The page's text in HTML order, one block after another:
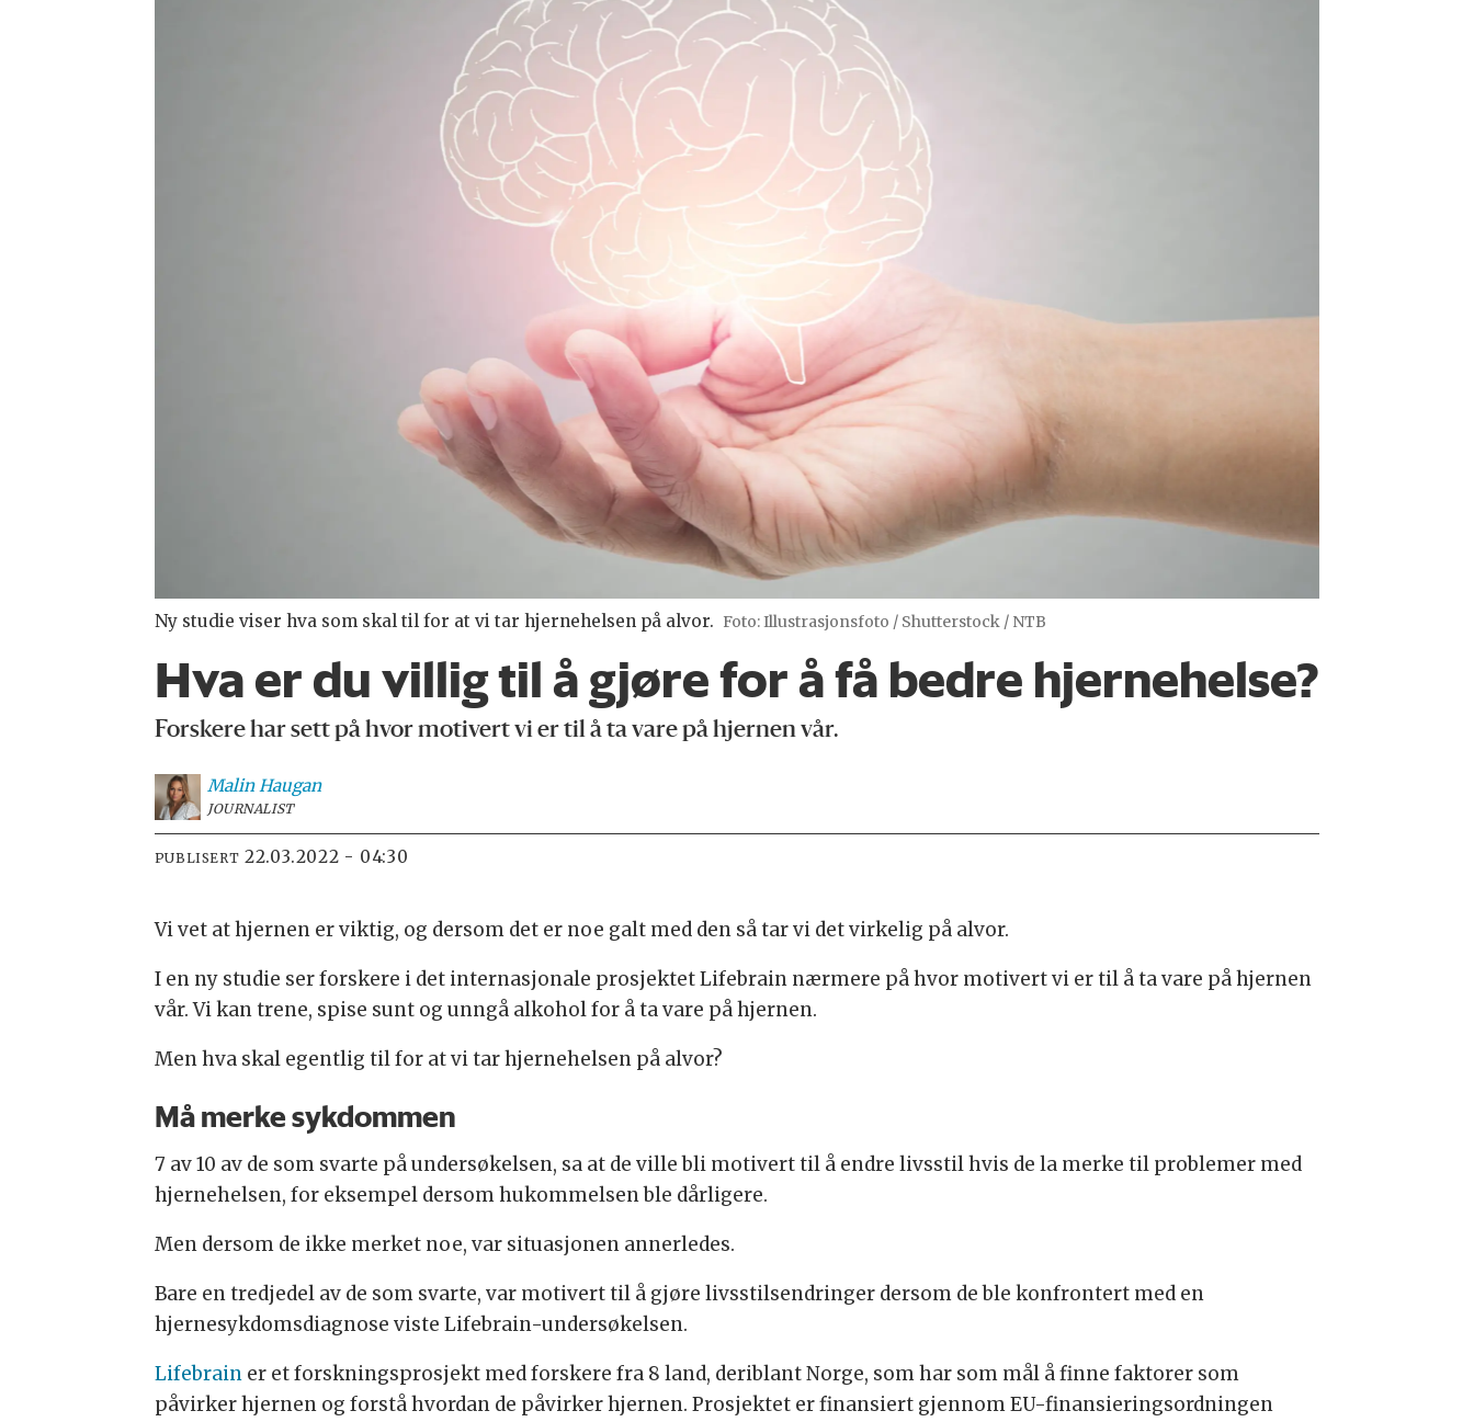
Ny studie viser hva som skal til for at vi tar hjernehelsen på alvor. Foto: Illustrasjonsfoto / Shutterstock / NTB
Hva er du villig til å gjøre for å få bedre hjernehelse?
Forskere har sett på hvor motivert vi er til å ta vare på hjernen vår.
Malin Haugan
JOURNALIST
PUBLISERT 22.03.2022 - 04:30
Vi vet at hjernen er viktig, og dersom det er noe galt med den så tar vi det virkelig på alvor.
I en ny studie ser forskere i det internasjonale prosjektet Lifebrain nærmere på hvor motivert vi er til å ta vare på hjernen
vår. Vi kan trene, spise sunt og unngå alkohol for å ta vare på hjernen.
Men hva skal egentlig til for at vi tar hjernehelsen på alvor?
Må merke sykdommen
7 av 10 av de som svarte på undersøkelsen, sa at de ville bli motivert til å endre livsstil hvis de la merke til problemer med
hjernehelsen, for eksempel dersom hukommelsen ble dårligere.
Men dersom de ikke merket noe, var situasjonen annerledes.
Bare en tredjedel av de som svarte, var motivert til å gjøre livsstilsendringer dersom de ble konfrontert med en
hjernesykdomsdiagnose viste Lifebrain-undersøkelsen.
Lifebrainer et forskningsprosjekt med forskere fra 8 land, deriblant Norge, som har som mål å finne faktorer som
påvirker hjernen og forstå hvordan de påvirker hjernen. Prosjektet er finansiert gjennom EU-finansieringsordningen